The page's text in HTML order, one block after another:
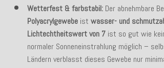
Wetterfest & farbstabil: Der abnehmbare
Polyacrylgewebe istwasser- und
Lichtechtheitswert von 7 ist so gut wie
normaler Sonneneinstrahlung möglich –
Ländern verblasst dieses Gewebe nur